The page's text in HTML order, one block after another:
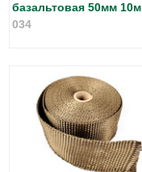
базальтовая 50мм 10м
034